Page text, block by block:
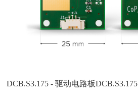
DCB.S3.175 - 驱动电路板DCB.S3.175